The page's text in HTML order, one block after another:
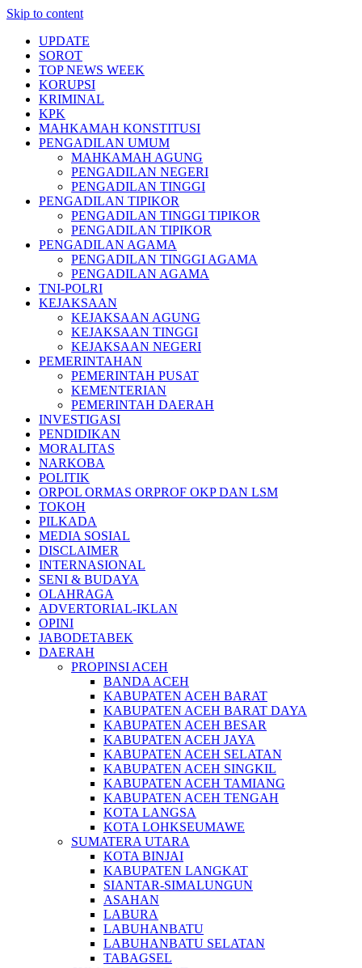
Skip to content
UPDATE
SOROT
TOP NEWS WEEK
KORUPSI
KRIMINAL
KPK
MAHKAMAH KONSTITUSI
PENGADILAN UMUM
MAHKAMAH AGUNG
PENGADILAN NEGERI
PENGADILAN TINGGI
PENGADILAN TIPIKOR
PENGADILAN TINGGI TIPIKOR
PENGADILAN TIPIKOR
PENGADILAN AGAMA
PENGADILAN TINGGI AGAMA
PENGADILAN AGAMA
TNI-POLRI
KEJAKSAAN
KEJAKSAAN AGUNG
KEJAKSAAN TINGGI
KEJAKSAAN NEGERI
PEMERINTAHAN
PEMERINTAH PUSAT
KEMENTERIAN
PEMERINTAH DAERAH
INVESTIGASI
PENDIDIKAN
MORALITAS
NARKOBA
POLITIK
ORPOL ORMAS ORPROF OKP DAN LSM
TOKOH
PILKADA
MEDIA SOSIAL
DISCLAIMER
INTERNASIONAL
SENI & BUDAYA
OLAHRAGA
ADVERTORIAL-IKLAN
OPINI
JABODETABEK
DAERAH
PROPINSI ACEH
BANDA ACEH
KABUPATEN ACEH BARAT
KABUPATEN ACEH BARAT DAYA
KABUPATEN ACEH BESAR
KABUPATEN ACEH JAYA
KABUPATEN ACEH SELATAN
KABUPATEN ACEH SINGKIL
KABUPATEN ACEH TAMIANG
KABUPATEN ACEH TENGAH
KOTA LANGSA
KOTA LOHKSEUMAWE
SUMATERA UTARA
KOTA BINJAI
KABUPATEN LANGKAT
SIANTAR-SIMALUNGUN
ASAHAN
LABURA
LABUHANBATU
LABUHANBATU SELATAN
TABAGSEL